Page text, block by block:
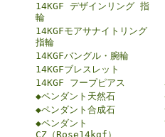
14KGF デザインリング 指
輪
14KGFモアサナイトリング
指輪
14KGFバングル・腕輪
14KGFブレスレット
14KGF フープピアス
◆ペンダント天然石
◆ペンダント合成石
◆ペンダント
CZ（Rose14kgf）